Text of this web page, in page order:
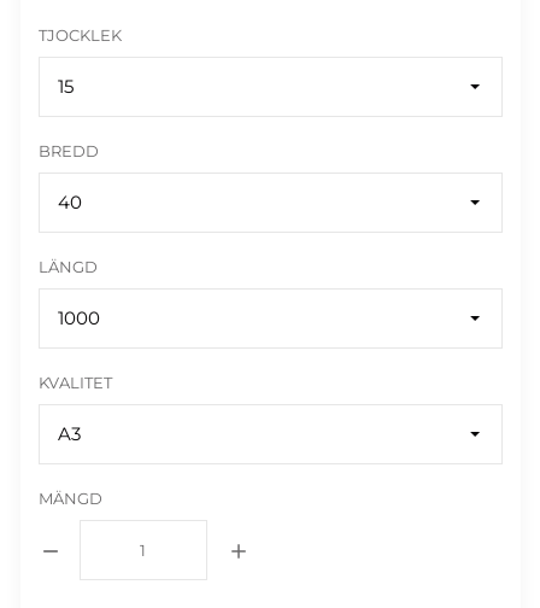
TJOCKLEK
15
BREDD
40
LÄNGD
1000
KVALITET
A3
MÄNGD